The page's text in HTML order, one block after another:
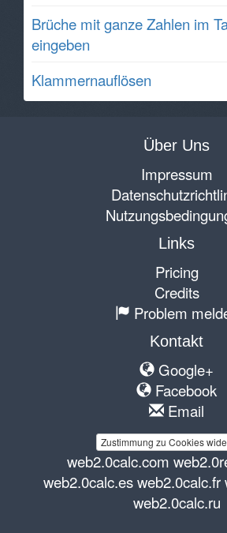
Brüche mit ganze Zahlen im
eingeben
Klammernauflösen
Über Uns
Impressum
Links
Pricing
Credits
Problem
Kontakt
Google+
Facebook
Email
Zustimmung zu Cookies
web2.0calc.com
web2.0calc.es web2.0calc.fr
web2.0calc.ru